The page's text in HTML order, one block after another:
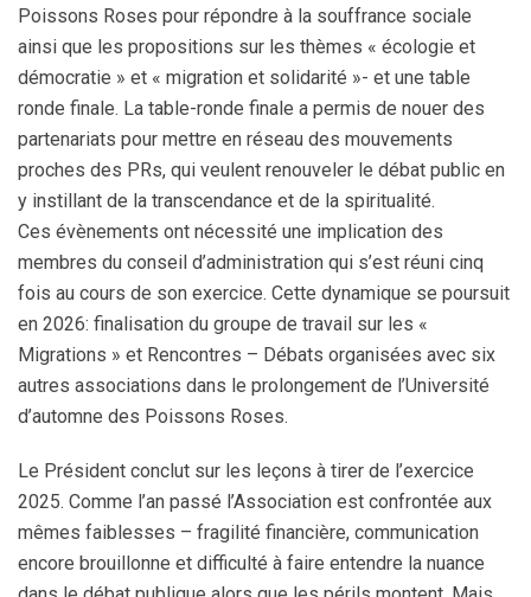
Poissons Roses pour répondre à la souffrance sociale
ainsi que les propositions sur les thèmes « écologie et
démocratie » et « migration et solidarité »- et une table
ronde finale. La table-ronde finale a permis de nouer des
partenariats pour mettre en réseau des mouvements
proches des PRs, qui veulent renouveler le débat public en
y instillant de la transcendance et de la spiritualité.
Ces évènements ont nécessité une implication des
membres du conseil d’administration qui s’est réuni cinq
fois au cours de son exercice. Cette dynamique se poursuit
en 2026: finalisation du groupe de travail sur les «
Migrations » et Rencontres – Débats organisées avec six
autres associations dans le prolongement de l’Université
d’automne des Poissons Roses.
Le Président conclut sur les leçons à tirer de l’exercice
2025. Comme l’an passé l’Association est confrontée aux
mêmes faiblesses – fragilité financière, communication
encore brouillonne et difficulté à faire entendre la nuance